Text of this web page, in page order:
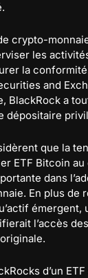
crypto-
les
la
and
BlackRock a
dépositaire
que la
ETF Bitcoin
dans
En plus de
émergent,
l’accès
d’un